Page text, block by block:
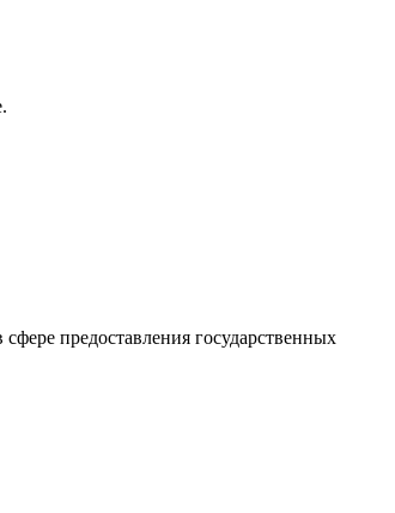
предоставления государственных